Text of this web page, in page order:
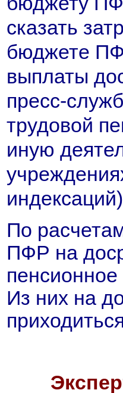
сказать
бюджете
выплаты
пресс-
трудовой
иную
По
ПФР на
Из них на